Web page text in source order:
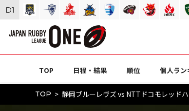
TOP 日程・結果 順位 個人ラン
TOP 静岡ブルーレヴズ vs NTTドコモレッド
D1